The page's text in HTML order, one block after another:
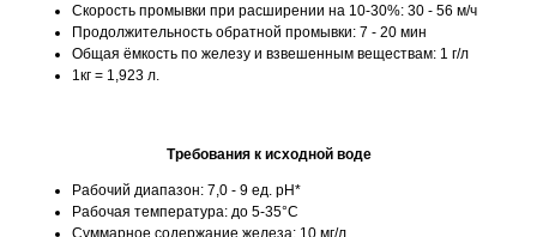
Скорость промывки при расширении на 10-30%: 30 - 56 м/ч
Продолжительность обратной промывки: 7 - 20 мин
Общая ёмкость по железу и взвешенным веществам: 1 г/л
1кг = 1,923 л.
Требования к исходной воде
Рабочий диапазон: 7,0 - 9 ед. pH*
Рабочая температура: до 5-35°С